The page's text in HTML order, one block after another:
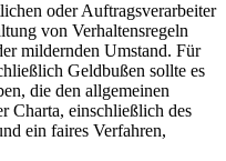
oder Auftragsverarbeiter
von Verhaltensregeln
mildernden Umstand. Für
Geldbußen sollte es
die den allgemeinen
Charta, einschließlich des
ein faires Verfahren,